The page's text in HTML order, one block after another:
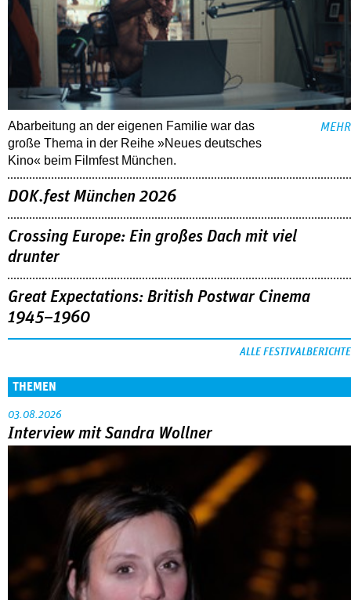
Abarbeitung an der eigenen Familie war das
große Thema in der Reihe »Neues deutsches
Kino« beim Filmfest München.
MEHR
DOK.fest München 2026
Crossing Europe: Ein großes Dach mit viel
drunter
Great Expectations: British Postwar Cinema
1945–1960
ALLE FESTIVALBERICHTE
THEMEN
03.08.2026
Interview mit Sandra Wollner